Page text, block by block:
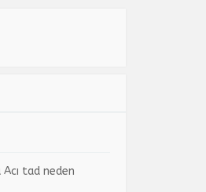
Acı tad neden